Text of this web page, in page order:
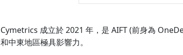
Cymetrics 成立於 2021 年，是 AIFT (前身為
和中東地區極具影響力。